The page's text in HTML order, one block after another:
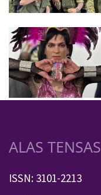
ALAS TENSAS
ISSN: 3101-2213